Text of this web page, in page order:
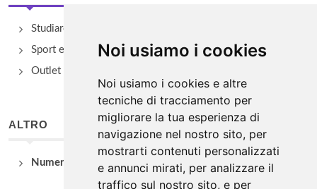
Noi usiamo i cookies
Noi usiamo i cookies e altre
tecniche di tracciamento per
migliorare la tua esperienza di
navigazione nel nostro sito, per
mostrarti contenuti personalizzati
e annunci mirati, per analizzare il
traffico sul nostro sito, e per
Studiare
Sport e Benessere
Outlet e spacci aziendali
ALTRO
Numeri Utili